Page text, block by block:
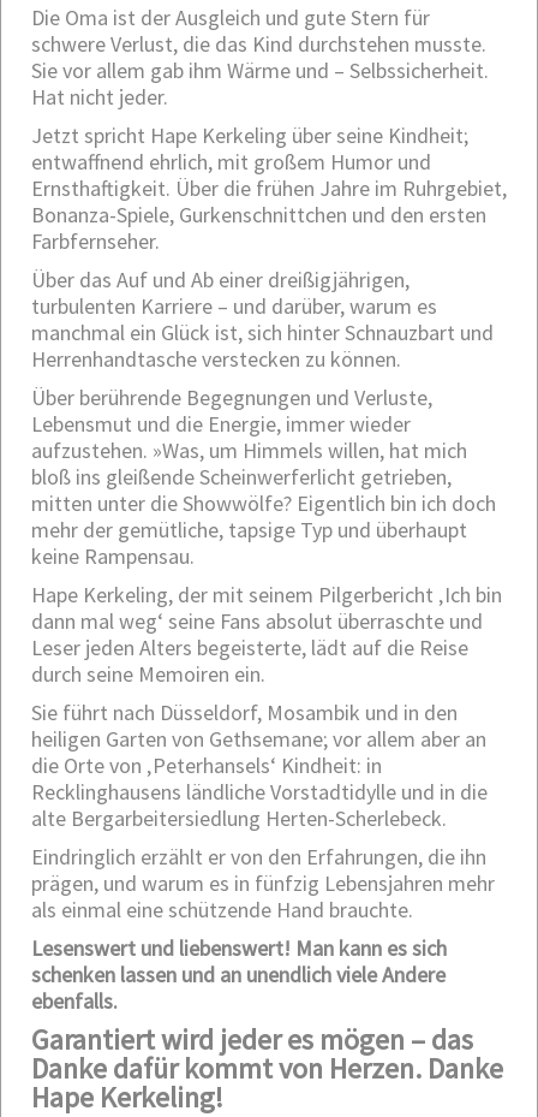
Die Oma ist der Ausgleich und gute Stern für
schwere Verlust, die das Kind durchstehen musste.
Sie vor allem gab ihm Wärme und – Selbssicherheit.
Hat nicht jeder.
Jetzt spricht Hape Kerkeling über seine Kindheit;
entwaffnend ehrlich, mit großem Humor und
Ernsthaftigkeit. Über die frühen Jahre im Ruhrgebiet,
Bonanza-Spiele, Gurkenschnittchen und den ersten
Farbfernseher.
Über das Auf und Ab einer dreißigjährigen,
turbulenten Karriere – und darüber, warum es
manchmal ein Glück ist, sich hinter Schnauzbart und
Herrenhandtasche verstecken zu können.
Über berührende Begegnungen und Verluste,
Lebensmut und die Energie, immer wieder
aufzustehen. »Was, um Himmels willen, hat mich
bloß ins gleißende Scheinwerferlicht getrieben,
mitten unter die Showwölfe? Eigentlich bin ich doch
mehr der gemütliche, tapsige Typ und überhaupt
keine Rampensau.
Hape Kerkeling, der mit seinem Pilgerbericht ‚Ich bin
dann mal weg‘ seine Fans absolut überraschte und
Leser jeden Alters begeisterte, lädt auf die Reise
durch seine Memoiren ein.
Sie führt nach Düsseldorf, Mosambik und in den
heiligen Garten von Gethsemane; vor allem aber an
die Orte von ‚Peterhansels‘ Kindheit: in
Recklinghausens ländliche Vorstadtidylle und in die
alte Bergarbeitersiedlung Herten-Scherlebeck.
Eindringlich erzählt er von den Erfahrungen, die ihn
prägen, und warum es in fünfzig Lebensjahren mehr
als einmal eine schützende Hand brauchte.
Lesenswert und liebenswert! Man kann es sich
schenken lassen und an unendlich viele Andere
ebenfalls.
Garantiert wird jeder es mögen – das
Danke dafür kommt von Herzen. Danke
Hape Kerkeling!